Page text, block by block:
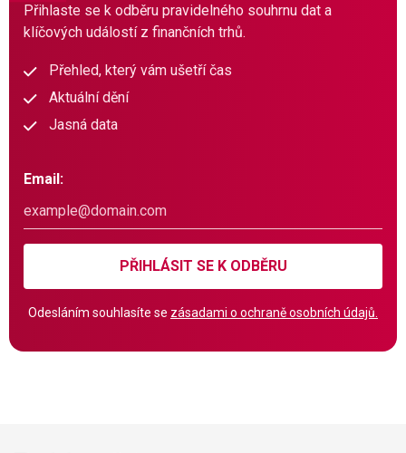
Přihlaste se k odběru pravidelného souhrnu dat a
klíčových událostí z finančních trhů.
Přehled, který vám ušetří čas
Aktuální dění
Jasná data
Email:
PŘIHLÁSIT SE K ODBĚRU
Odesláním souhlasíte se zásadami o ochraně osobních údajů.